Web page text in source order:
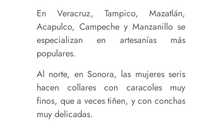
En Veracruz, Tampico, Mazatlán,
Acapulco, Campeche y Manzanillo se
especializan en artesanías más
populares.
Al norte, en Sonora, las mujeres seris
hacen collares con caracoles muy
finos, que a veces tiñen, y con conchas
muy delicadas.